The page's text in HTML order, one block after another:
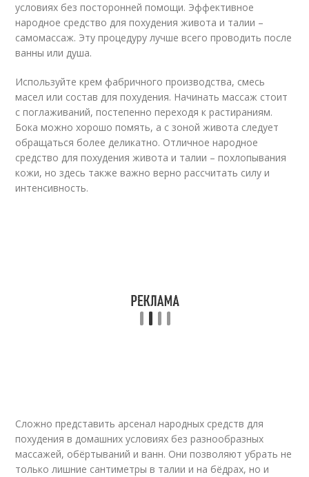
условиях без посторонней помощи. Эффективное
народное средство для похудения живота и талии –
самомассаж. Эту процедуру лучше всего проводить после
ванны или душа.
Используйте крем фабричного производства, смесь
масел или состав для похудения. Начинать массаж стоит
с поглаживаний, постепенно переходя к растираниям.
Бока можно хорошо помять, а с зоной живота следует
обращаться более деликатно. Отличное народное
средство для похудения живота и талии – похлопывания
кожи, но здесь также важно верно рассчитать силу и
интенсивность.
Сложно представить арсенал народных средств для
похудения в домашних условиях без разнообразных
массажей, обёртываний и ванн. Они позволяют убрать не
только лишние сантиметры в талии и на бёдрах, но и